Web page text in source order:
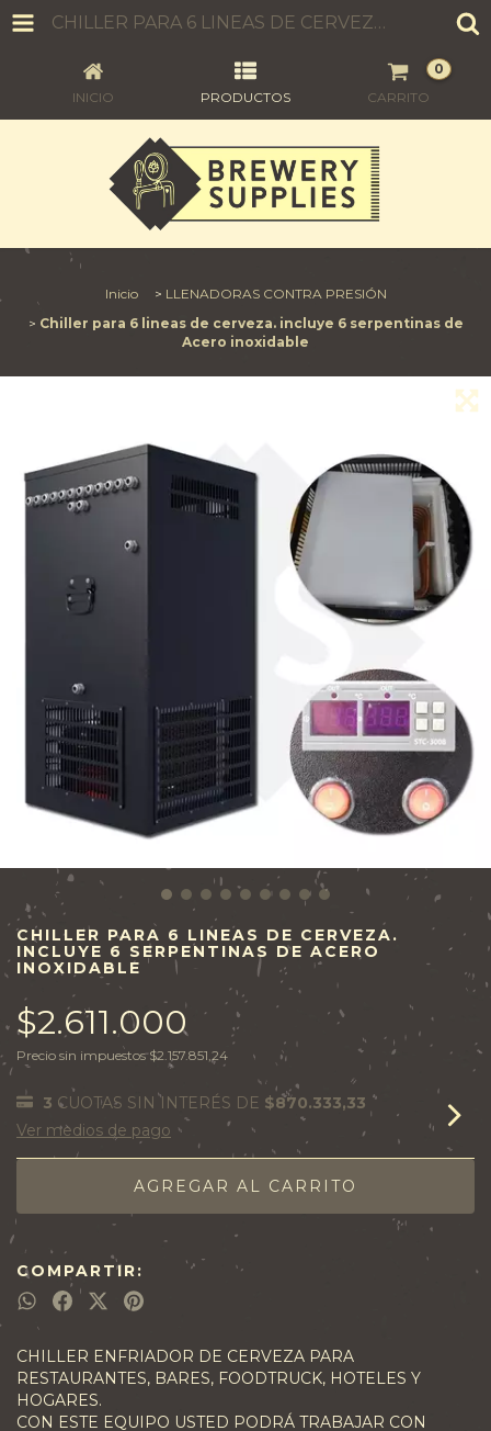
CHILLER PARA 6 LINEAS DE CERVEZA. INCLUYE 6 SERPENTINAS DE ACERO INOXIDABLE
INICIO PRODUCTOS CARRITO
0
Inicio > LLENADORAS CONTRA PRESIÓN
> Chiller para 6 lineas de cerveza. incluye 6 serpentinas de
Acero inoxidable
CHILLER PARA 6 LINEAS DE CERVEZA.
INCLUYE 6 SERPENTINAS DE ACERO
INOXIDABLE
$2.611.000
Precio sin impuestos$2.157.851,24
3 CUOTAS SIN INTERÉS DE $870.333,33
Ver medios de pago
COMPARTIR:
CHILLER ENFRIADOR DE CERVEZA PARA
RESTAURANTES, BARES, FOODTRUCK, HOTELES Y
HOGARES.
CON ESTE EQUIPO USTED PODRÁ TRABAJAR CON